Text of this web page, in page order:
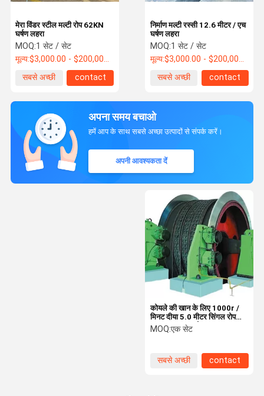
मेरा विंडर स्टील मल्टी रोप 62KN
घर्षण लहरा
MOQ:1 सेट / सेट
मूल्य:$3,000.00 - $200,000.00 / Set
सबसे अच्छी
contact
निर्माण मल्टी रस्सी 12.6 मीटर / एच
घर्षण लहरा
MOQ:1 सेट / सेट
मूल्य:$3,000.00 - $200,000.00 / Set
सबसे अच्छी
contact
अपना समय बचाओ
हमें आप के साथ सबसे अच्छा उत्पादों से संपर्क करें।
अपनी आवश्यकता दें
कोयले की खान के लिए 1000r /
मिनट दीया 5.0 मीटर सिंगल रोप
डबल ड्रम माइन होइस्ट
MOQ:एक सेट
सबसे अच्छी
contact